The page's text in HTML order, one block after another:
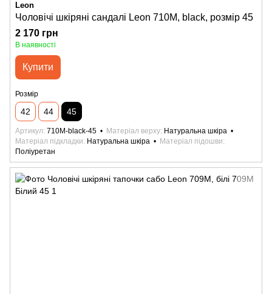
Leon
Чоловічі шкіряні сандалі Leon 710M, black, розмір 45
2 170 грн
В наявності
Купити
Розмір
42 44 45
Артикул 710M-black-45 Матеріал верху Натуральна шкіра
Матеріал підкладки
Натуральна шкіра
Матеріал підошви
Поліуретан